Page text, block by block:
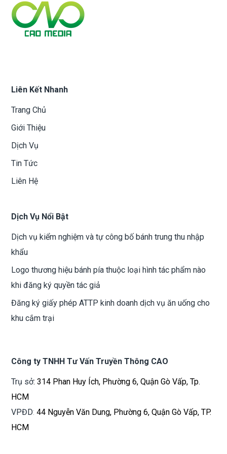
Liên Kết Nhanh
Trang Chủ
Giới Thiệu
Dịch Vụ
Tin Tức
Liên Hệ
Dịch Vụ Nổi Bật
Dịch vụ kiểm nghiệm và tự công bố bánh trung thu nhập
khẩu
Logo thương hiệu bánh pía thuộc loại hình tác phẩm nào
khi đăng ký quyền tác giả
Đăng ký giấy phép ATTP kinh doanh dịch vụ ăn uống cho
khu cắm trại
Công ty TNHH Tư Vấn Truyền Thông CAO
Trụ sở: 314 Phan Huy Ích, Phường 6, Quận Gò Vấp, Tp.
HCM
VPĐD:44 Nguyễn Văn Dung, Phường 6, Quận Gò Vấp, TP.
HCM